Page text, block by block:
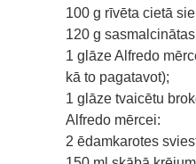
100 g rīvēta cietā
120 g
1 glāze Alfredo
kā to pagatavot);
1 glāze tvaicētu
Alfredo mērcei:
2 ēdamkarotes